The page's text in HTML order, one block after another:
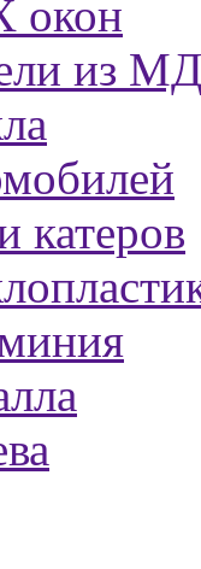
окон
из
катеров